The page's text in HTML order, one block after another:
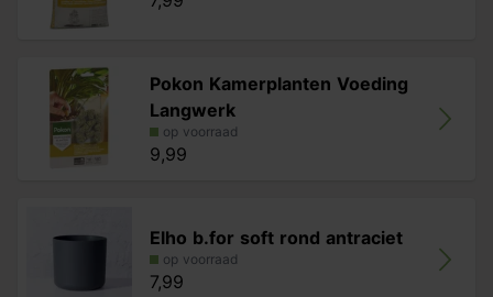
Pokon Kamerplanten Voeding
Langwerk
op voorraad
9,99
Elho b.for soft rond antraciet
op voorraad
7,99